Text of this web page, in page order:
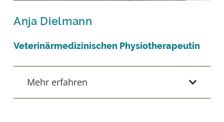
Anja Dielmann
Veterinärmedizinischen Physiotherapeutin
Mehr erfahren